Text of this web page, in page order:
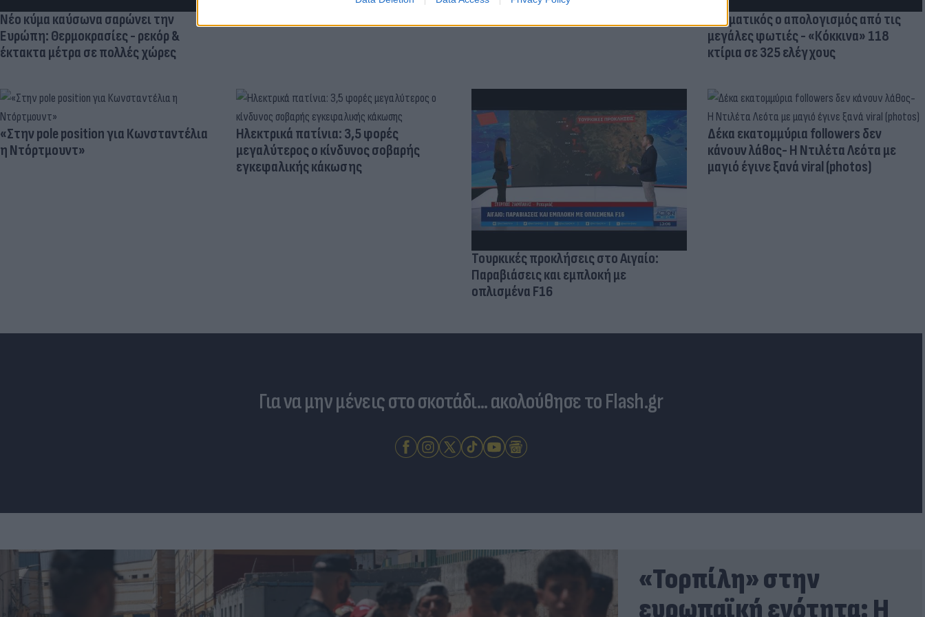
Νέο κύμα καύσωνα σαρώνει την
Ευρώπη: Θερμοκρασίες - ρεκόρ &
έκτακτα μέτρα σε πολλές χώρες
Δραματικός ο απολογισμός από τις
μεγάλες φωτιές - «Κόκκινα» 118
κτίρια σε 325 ελέγχους
«Στην pole position για Κωνσταντέλια
η Ντόρτμουντ»
Ηλεκτρικά πατίνια: 3,5 φορές
μεγαλύτερος ο κίνδυνος σοβαρής
εγκεφαλικής κάκωσης
Τουρκικές προκλήσεις στο Αιγαίο:
Παραβιάσεις και εμπλοκή με
οπλισμένα F16
Δέκα εκατομμύρια followers δεν
κάνουν λάθος- Η Ντιλέτα Λεότα με
μαγιό έγινε ξανά viral (photos)
Για να μην μένεις στο σκοτάδι... ακολούθησε το Flash.gr
«Τορπίλη» στην